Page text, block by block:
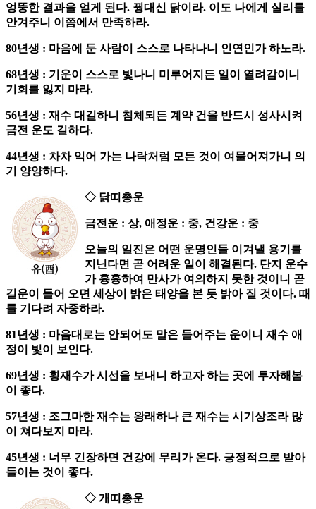
엉뚱한 결과을 얻게 된다. 꿩대신 닭이라. 이도 나에게 실리를
안겨주니 이쯤에서 만족하라.
80년생 : 마음에 둔 사람이 스스로 나타나니 인연인가 하노라.
68년생 : 기운이 스스로 빛나니 미루어지든 일이 열려감이니
기회를 잃지 마라.
56년생 : 재수 대길하니 침체되든 계약 건을 반드시 성사시켜
금전 운도 길하다.
44년생 : 차차 익어 가는 나락처럼 모든 것이 여물어져가니 의
기 양양하다.
◇ 닭띠총운
금전운 : 상, 애정운 : 중, 건강운 : 중
오늘의 일진은 어떤 운명인들 이겨낼 용기를
지닌다면 곧 어려운 일이 해결된다. 단지 운수
가 흉흉하여 만사가 여의하지 못한 것이니 곧
길운이 들어 오면 세상이 밝은 태양을 본 듯 밝아 질 것이다. 때
를 기다려 자중하라.
81년생 : 마음대로는 안되어도 말은 들어주는 운이니 재수 애
정이 빛이 보인다.
69년생 : 횡재수가 시선을 보내니 하고자 하는 곳에 투자해봄
이 좋다.
57년생 : 조그마한 재수는 왕래하나 큰 재수는 시기상조라 많
이 쳐다보지 마라.
45년생 : 너무 긴장하면 건강에 무리가 온다. 긍정적으로 받아
들이는 것이 좋다.
◇ 개띠총운